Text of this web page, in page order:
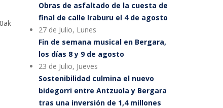
Obras de asfaltado de la cuesta de
final de calle Iraburu el 4 de agosto
27 de Julio, Lunes
Fin de semana musical en Bergara,
los días 8 y 9 de agosto
23 de Julio, Jueves
Sostenibilidad culmina el nuevo
bidegorri entre Antzuola y Bergara
tras una inversión de 1,4 millones